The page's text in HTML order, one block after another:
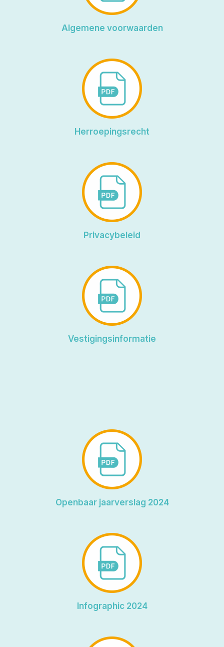
Algemene voorwaarden
Herroepingsrecht
Privacybeleid
Vestigingsinformatie
Openbaar jaarverslag 2024
Infographic 2024